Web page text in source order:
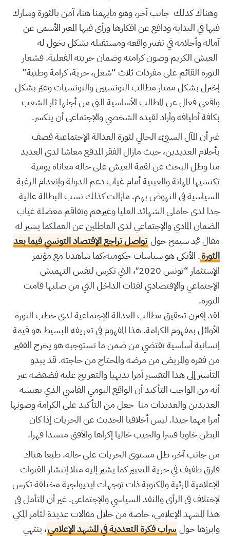
وهناك كذلك جانب آخر، وهو مايهمنا هنا، آمن بالثورة وشارك
فيها في البداية ودافع عن افكارها ورأى فيها المعبر الأسمى عن
آماله وأحلامه في تغيير واقعه ومستقبله بشكل يخول له
العيش الكريم وصون كرامته وضمان حريته الفعلية. فشعار
الثورة القائم على مفردات ثلاث “شغل، حرية، كرامة وطنية”
إختزل بشكل ممتاز مطالب التونسيين والتونسيات وعبّر بشكل
واقعي فعال عن المطالب الأساسية التي من أجلها ثار الشعب
بكافة أطيافه وأراد لقيده الشخصي والإجتماعي أن ينكسر.
غير أن المآل السيئء الحالي لثورة العدالة الإجتماعية قصف
بأحلام العديدين، حيث مازال الفقر المدقع معاشا لدى العديد
منا وظل البحث عن لقمة العيش على حاله معاناة يومية
تكتسيها المهانة والعبثية أمام غياب دعم الدولة وإنعدام الرغبة
السياسية في النهوض بهم. مازالت كذلك نسب البطالة عالية
جدا لدى حاملي الشهائد العليا وغيرهم وتفاقم معضلة غياب
الضمان المادي والإجتماعي لدى العاطلين عن العملكما يشير له
مقال محمد سيمح حول تواصل تراجع الإقتصاد التونسي فيما بعد
الثورة. الأنكى هو سياسات حكومية،كما شاهدنا مع مؤتمر
الإستثمار “تونس 2020″، التي تكرس لنفس التهميش
الإجتماعي والإقتصادي لفئات الداخل التي من صلبها قامت
الثورة.
لقد إقترن تحقيق مطالب العدالة الإجتماعية لدى حطب الثورة
الأوائل بمفهوم الكرامة. هذا المفهوم في تعريفه البسيط هو قيمة
إنسانية أساسية تقتضي من ضمن ما تستوجبه هو يخرج الفقير
من فقره والمريض من مرضه والمحتاج من حاجته. قد يبدو
التأشير إلى هذا التفسير أمرا بديهيا والتعريج عليه فضفضة غير
أنه من الواجب التأكيد أن الواقع اليومي القاسي الذي يعيشه
العديدين والعديدات منا جعل من التأكيد على الكرامة وصونها
أمرا مهما جيدا. ليس أخلاقيا الحديث عن الحريات إذا كان
البطن خاويا قسرا والجيب خاليا إكراها والأفق منسدا قهرا.
من جانب آخر، ظل مستوى الحريات على حاله. طبعا هناك
فارق طفيف في حرية التعبير كما يشير إليه مثلا إنتشار القنوات
الإعلامية المرئية والمكتوبة ذات توجهات ايديولجية مختلفة تكرس
لإختلاف في الرأي والنقد السياسي والإجتماعي. غير أن المتأمل في
هذا المشهد الإعلامي، خاصة من خلال مقالات عديدة لثامر المكي
وابرزها حول سراب فكرة التعددية في المشهد الإعلامي، ينتهي